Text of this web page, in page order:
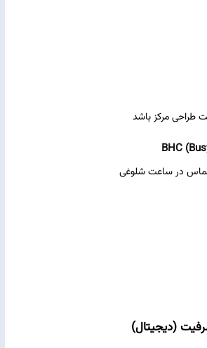
طراحی مرکز باشد
BHC
تماس در ساعت شلوغی